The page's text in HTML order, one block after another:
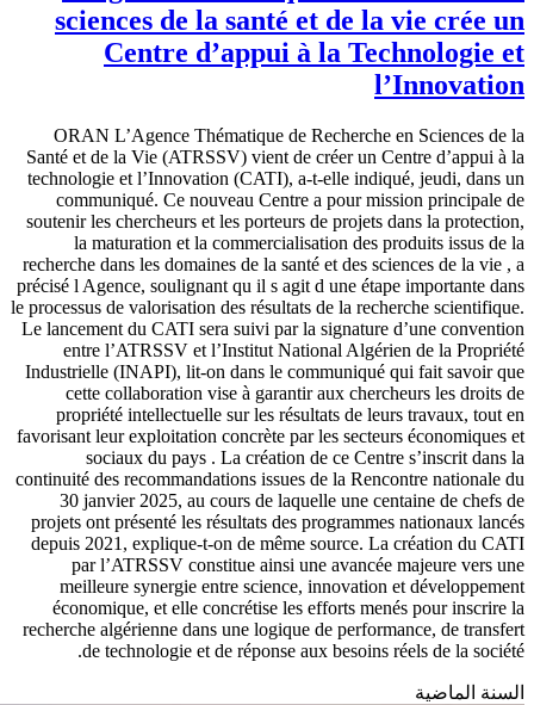
sciences de la santé et de la vie crée un
Centre d’appui à la Technologie et
l’Innovation
ORAN L’Agence Thématique de Recherche en Sciences de la
Santé et de la Vie (ATRSSV) vient de créer un Centre d’appui à la
technologie et l’Innovation (CATI), a-t-elle indiqué, jeudi, dans un
communiqué. Ce nouveau Centre a pour mission principale de
soutenir les chercheurs et les porteurs de projets dans la protection,
la maturation et la commercialisation des produits issus de la
recherche dans les domaines de la santé et des sciences de la vie , a
précisé l Agence, soulignant qu il s agit d une étape importante dans
le processus de valorisation des résultats de la recherche scientifique.
Le lancement du CATI sera suivi par la signature d’une convention
entre l’ATRSSV et l’Institut National Algérien de la Propriété
Industrielle (INAPI), lit-on dans le communiqué qui fait savoir que
cette collaboration vise à garantir aux chercheurs les droits de
propriété intellectuelle sur les résultats de leurs travaux, tout en
favorisant leur exploitation concrète par les secteurs économiques et
sociaux du pays . La création de ce Centre s’inscrit dans la
continuité des recommandations issues de la Rencontre nationale du
30 janvier 2025, au cours de laquelle une centaine de chefs de
projets ont présenté les résultats des programmes nationaux lancés
depuis 2021, explique-t-on de même source. La création du CATI
par l’ATRSSV constitue ainsi une avancée majeure vers une
meilleure synergie entre science, innovation et développement
économique, et elle concrétise les efforts menés pour inscrire la
recherche algérienne dans une logique de performance, de transfert
de technologie et de réponse aux besoins réels de la société.
السنة الماضية